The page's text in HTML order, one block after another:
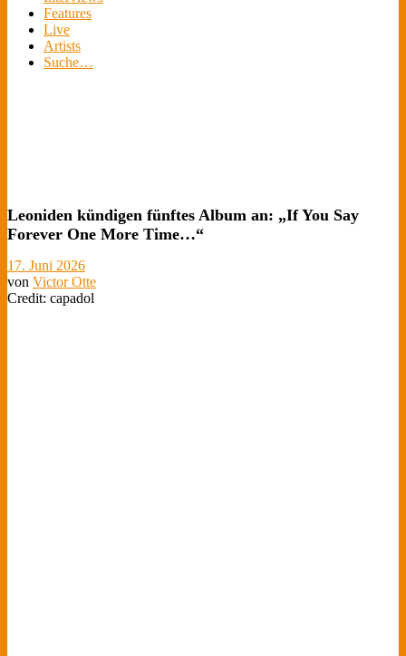
Features
Live
Artists
Suche…
Leoniden kündigen fünftes Album an: „If You Say
Forever One More Time…“
17. Juni 2026
von Victor Otte
Credit: capadol